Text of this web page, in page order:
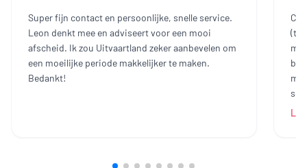
Super fijn contact en persoonlijke, snelle service.
Leon denkt mee en adviseert voor een mooi
afscheid. Ik zou Uitvaartland zeker aanbevelen om
een moeilijke periode makkelijker te maken.
Bedankt!